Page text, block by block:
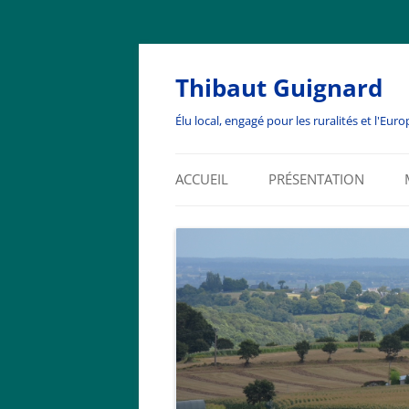
Thibaut Guignard
Élu local, engagé pour les ruralités et
ACCUEIL PRÉSENTATION
BIENVENUE
EDITOS
ENGAGEMENTS
ET RÉSEAUX